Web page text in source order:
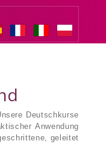
Deutschkurse
Anwendung
geleitet